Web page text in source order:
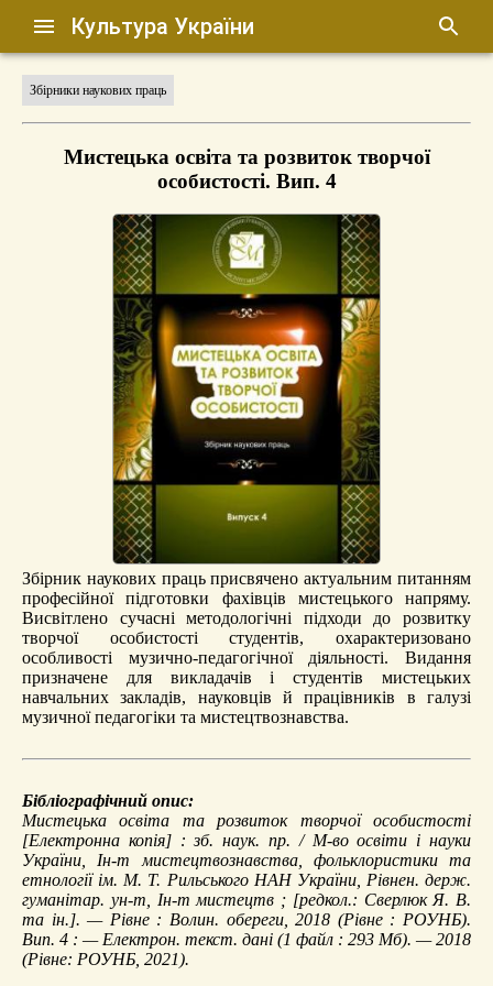
Культура України
Збірники наукових праць
Мистецька освіта та розвиток творчої
особистості. Вип. 4
Збірник наукових праць присвячено актуальним питанням
професійної підготовки фахівців мистецького напряму.
Висвітлено сучасні методологічні підходи до розвитку
творчої особистості студентів, охарактеризовано
особливості музично-педагогічної діяльності. Видання
призначене для викладачів і студентів мистецьких
навчальних закладів, науковців й працівників в галузі
музичної педагогіки та мистецтвознавства.
Бібліографічний опис:
Мистецька освіта та розвиток творчої особистості
[Електронна копія] : зб. наук. пр. / М-во освіти і науки
України, Ін-т мистецтвознавства, фольклористики та
етнології ім. М. Т. Рильського НАН України, Рівнен. держ.
гуманітар. ун-т, Ін-т мистецтв ; [редкол.: Сверлюк Я. В.
та ін.]. — Рівне : Волин. обереги, 2018 (Рівне : РОУНБ).
Вип. 4 : — Електрон. текст. дані (1 файл : 293 Мб). — 2018
(Рівне: РОУНБ, 2021).